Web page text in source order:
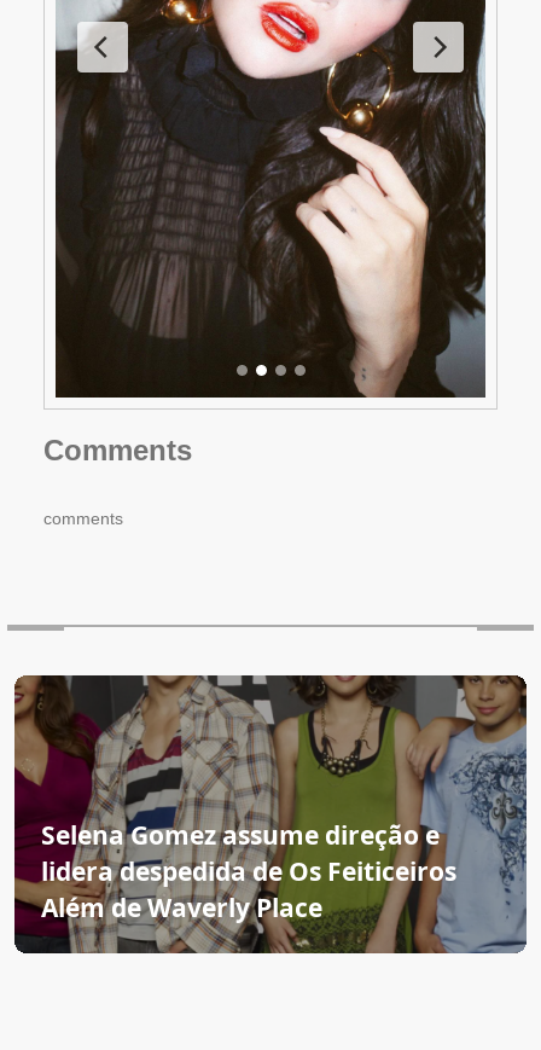
Comments
comments
Selena Gomez assume direção e
lidera despedida de Os Feiticeiros
Além de Waverly Place